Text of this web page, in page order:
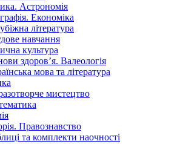
Астрономія
Економіка
література
навчання
культура
здоров’я. Валеологія
мова та література
мистецтво
Правознавство
та комплекти наочності